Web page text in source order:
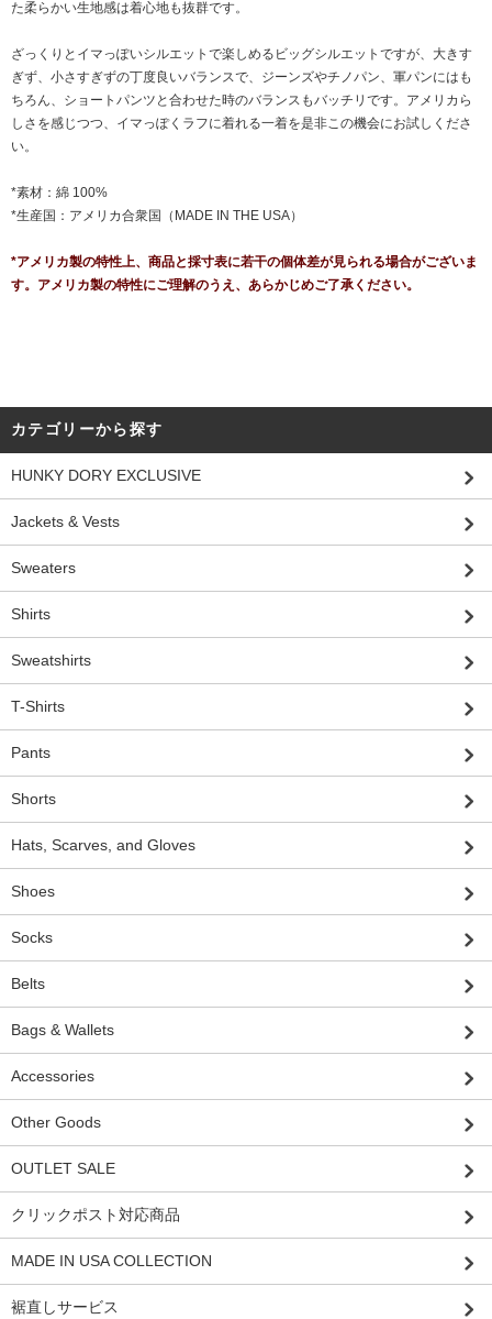
た柔らかい生地感は着心地も抜群です。
ざっくりとイマっぽいシルエットで楽しめるビッグシルエットですが、大きす
ぎず、小さすぎずの丁度良いバランスで、ジーンズやチノパン、軍パンにはも
ちろん、ショートパンツと合わせた時のバランスもバッチリです。アメリカら
しさを感じつつ、イマっぽくラフに着れる一着を是非この機会にお試しくださ
い。
*素材：綿 100%
*生産国：アメリカ合衆国（MADE IN THE USA）
*アメリカ製の特性上、商品と採寸表に若干の個体差が見られる場合がございま
す。アメリカ製の特性にご理解のうえ、あらかじめご了承ください。
カテゴリーから探す
HUNKY DORY EXCLUSIVE
Jackets & Vests
Sweaters
Shirts
Sweatshirts
T-Shirts
Pants
Shorts
Hats, Scarves, and Gloves
Shoes
Socks
Belts
Bags & Wallets
Accessories
Other Goods
OUTLET SALE
クリックポスト対応商品
MADE IN USA COLLECTION
裾直しサービス